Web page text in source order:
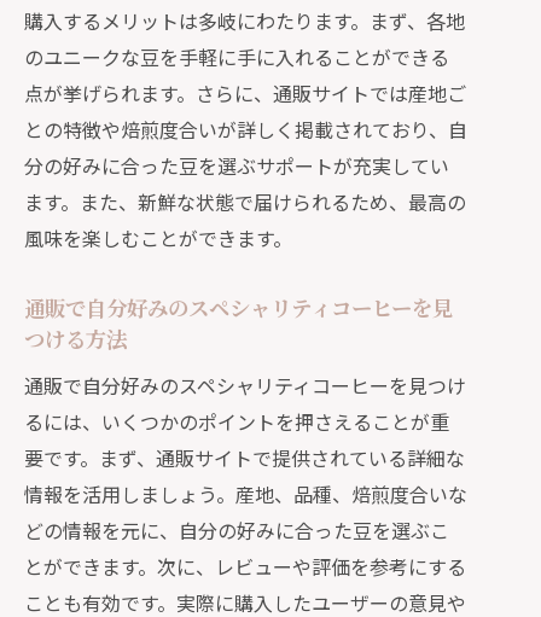
新鮮なコーヒーを通販で簡単に手に入
れる方法
通販だからこそ味わえる新鮮なコーヒ
ーの秘密
通販で買う新鮮なスペシャリティコー
ヒーの楽しみ方
通販で巡る世界のスペシャリティコーヒー
通販で体験する世界各国のスペシャリ
世界のコーヒー産地を巡る通販の旅
通販で手に入る各国のユニークなスペ
シャリティコーヒー
世界中のコーヒーを通販で楽しむ方法
通販で味わう各国の特色あるコーヒー
通販で巡るコーヒーの世界旅行
購入するメリットは多岐にわたります。まず、各地
のユニークな豆を手軽に手に入れることができる
点が挙げられます。さらに、通販サイトでは産地ご
との特徴や焙煎度合いが詳しく掲載されており、自
分の好みに合った豆を選ぶサポートが充実してい
ます。また、新鮮な状態で届けられるため、最高の
風味を楽しむことができます。
通販で自分好みのスペシャリティコーヒーを見
つける方法
通販で自分好みのスペシャリティコーヒーを見つけ
るには、いくつかのポイントを押さえることが重
要です。まず、通販サイトで提供されている詳細な
情報を活用しましょう。産地、品種、焙煎度合いな
どの情報を元に、自分の好みに合った豆を選ぶこ
とができます。次に、レビューや評価を参考にする
ことも有効です。実際に購入したユーザーの意見や